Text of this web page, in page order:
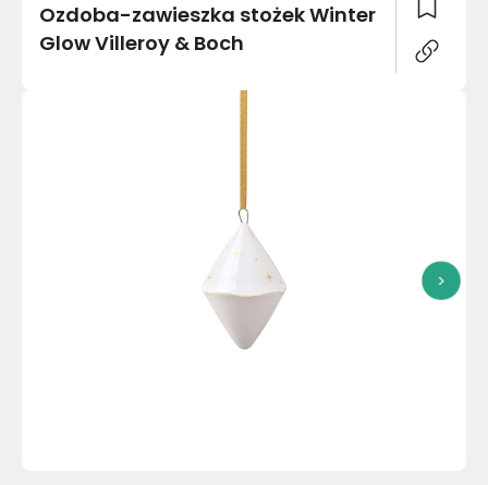
Ozdoba-zawieszka stożek Winter
Glow Villeroy & Boch
>